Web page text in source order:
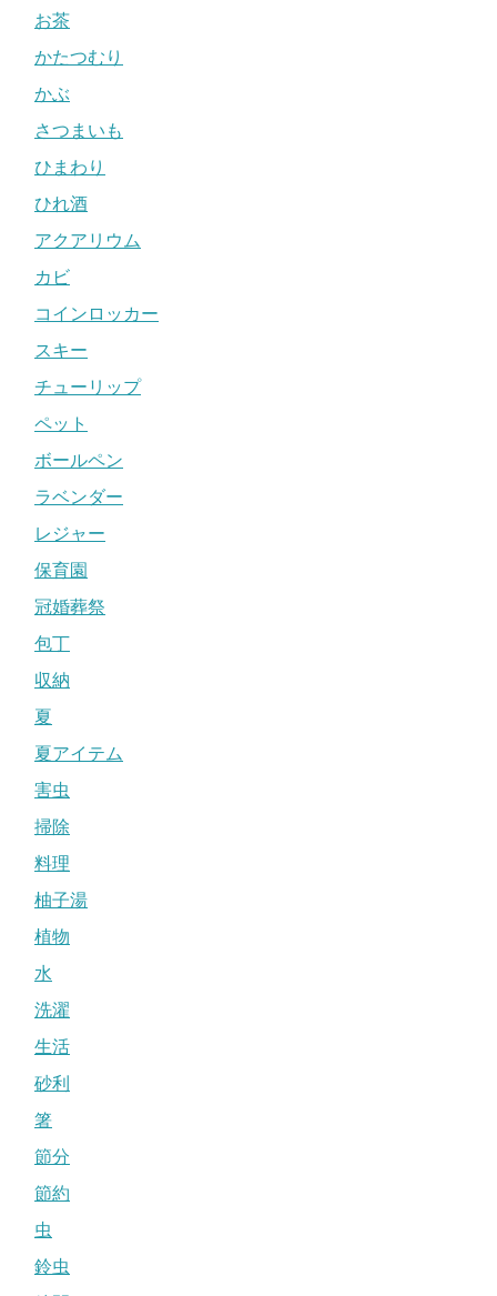
お茶
かたつむり
かぶ
さつまいも
ひまわり
ひれ酒
アクアリウム
カビ
コインロッカー
スキー
チューリップ
ペット
ボールペン
ラベンダー
レジャー
保育園
冠婚葬祭
包丁
収納
夏
夏アイテム
害虫
掃除
料理
柚子湯
植物
水
洗濯
生活
砂利
箸
節分
節約
虫
鈴虫